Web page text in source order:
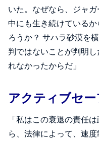
いた。なぜなら、ジャ
中にも生き続けている
ろうか？ サハラ砂漠を
判ではないことが判明
れなかったからだ」
アクティブセ
「私はこの衰退の責任
ら、法律によって、速